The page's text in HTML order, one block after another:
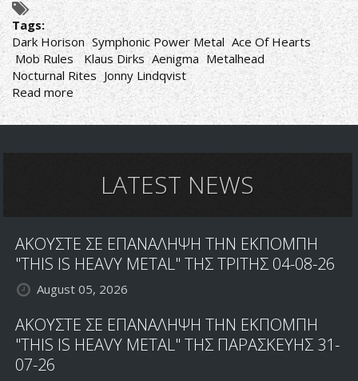
Tags:
Dark Horison Symphonic Power Metal Ace Of Hearts
Mob Rules
Klaus Dirks Aenigma Metalhead
Nocturnal Rites Jonny Lindqvist
Read moreabout
DARK
HORISON:
ΣΥΜΜΕΤΟΧΗ
DIRKS
ΜΕ
"ACE
HEARTS"
LATEST NEWS
ΑΚΟΥΣΤΕ ΣΕ ΕΠΑΝΑΛΗΨΗ ΤΗΝ ΕΚΠΟΜΠΗ
"THIS IS HEAVY METAL" ΤΗΣ ΤΡΙΤΗΣ 04-08-26
August 05, 2026
ΑΚΟΥΣΤΕ ΣΕ ΕΠΑΝΑΛΗΨΗ ΤΗΝ ΕΚΠΟΜΠΗ
"THIS IS HEAVY METAL" ΤΗΣ ΠΑΡΑΣΚΕΥΗΣ 31-
07-26